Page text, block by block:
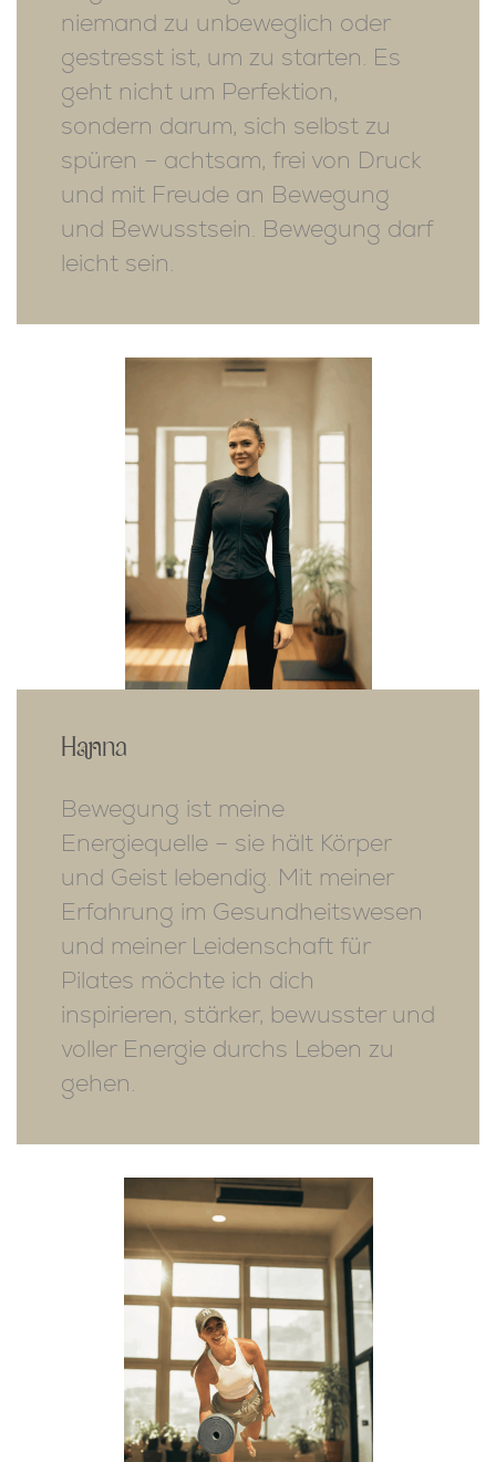
niemand zu unbeweglich oder
gestresst ist, um zu starten. Es
geht nicht um Perfektion,
sondern darum, sich selbst zu
spüren – achtsam, frei von Druck
und mit Freude an Bewegung
und Bewusstsein. Bewegung darf
leicht sein.
Hanna
Bewegung ist meine
Energiequelle – sie hält Körper
und Geist lebendig. Mit meiner
Erfahrung im Gesundheitswesen
und meiner Leidenschaft für
Pilates möchte ich dich
inspirieren, stärker, bewusster und
voller Energie durchs Leben zu
gehen.